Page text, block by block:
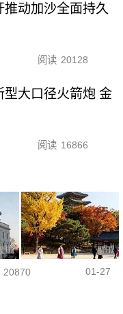
推动加沙全面持久
阅读 20128
型大口径火箭炮 金
阅读 16866
20870 01-27